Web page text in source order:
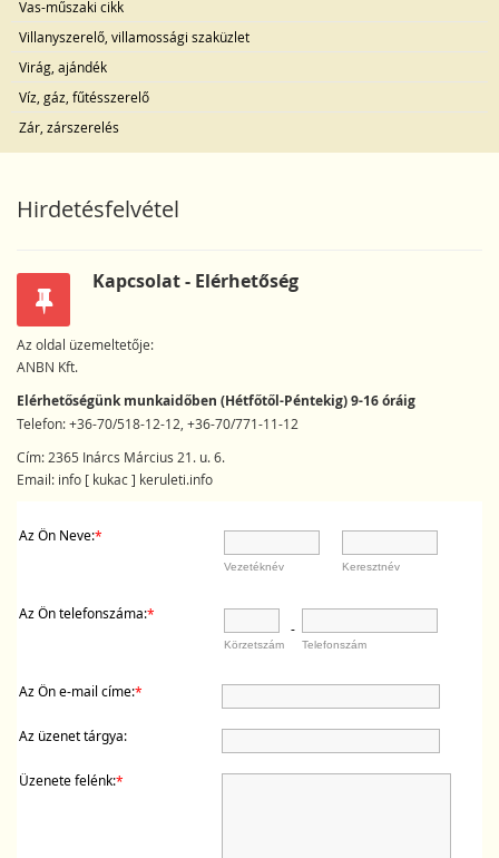
Vas-műszaki cikk
Villanyszerelő, villamossági szaküzlet
Virág, ajándék
Víz, gáz, fűtésszerelő
Zár, zárszerelés
Hirdetésfelvétel
Kapcsolat - Elérhetőség
Az oldal üzemeltetője:
ANBN Kft.
Elérhetőségünk munkaidőben (Hétfőtől-Péntekig) 9-16 óráig
Telefon: +36-70/518-12-12, +36-70/771-11-12
Cím: 2365 Inárcs Március 21. u. 6.
Email: info [ kukac ] keruleti.info
Az Ön Neve:*
Vezetéknév Keresztnév
Az Ön telefonszáma:*
Körzetszám
-
Telefonszám
Az Ön e-mail címe:*
Az üzenet tárgya:
Üzenete felénk:*